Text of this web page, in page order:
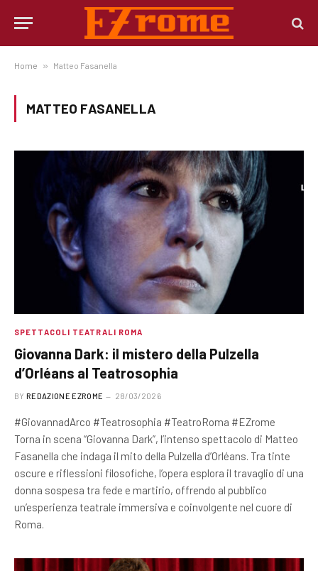
Home » Matteo Fasanella
MATTEO FASANELLA
SPETTACOLI TEATRALI ROMA
Giovanna Dark: il mistero della Pulzella
d’Orléans al Teatrosophia
BY REDAZIONE EZROME 28/03/2026
#GiovannadArco #Teatrosophia #TeatroRoma #EZrome
Torna in scena “Giovanna Dark”, l’intenso spettacolo di Matteo
Fasanella che indaga il mito della Pulzella d’Orléans. Tra tinte
oscure e riflessioni filosofiche, l’opera esplora il travaglio di una
donna sospesa tra fede e martirio, offrendo al pubblico
un’esperienza teatrale immersiva e coinvolgente nel cuore di
Roma.